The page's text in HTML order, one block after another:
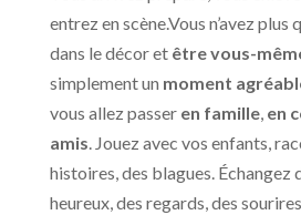
entrez en scène.Vous n’avez plus
dans le décor et être vous-
simplement un moment
vous allez passer en famille, en
amis. Jouez avec vos enfants,
histoires, des blagues. Échangez
heureux, des regards, des